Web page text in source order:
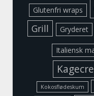
Glutenfri wraps
Grill Gryderet
Italiensk
Kokosflødeskum